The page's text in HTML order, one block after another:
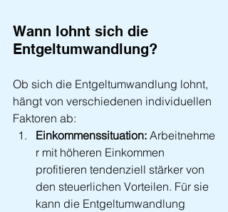
Wann lohnt sich die
Entgeltumwandlung?
Ob sich die Entgeltumwandlung lohnt,
hängt von verschiedenen individuellen
Faktoren ab:
Einkommenssituation: Arbeitnehme
r mit höheren Einkommen
profitieren tendenziell stärker von
den steuerlichen Vorteilen. Für sie
kann die Entgeltumwandlung